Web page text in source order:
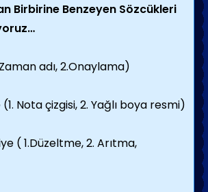
Birbirine Benzeyen Sözcükleri
adı, 2.Onaylama)
Nota çizgisi, 2. Yağlı boya resmi)
( 1.Düzeltme, 2. Arıtma,